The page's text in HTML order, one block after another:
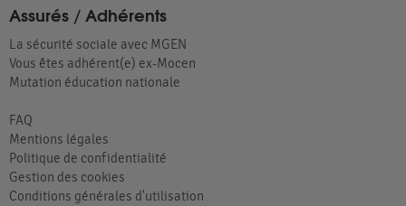
Assurés / Adhérents
La sécurité sociale avec MGEN
Vous êtes adhérent(e) ex-Mocen
Mutation éducation nationale
FAQ
Mentions légales
Politique de confidentialité
Gestion des cookies
Conditions générales d'utilisation